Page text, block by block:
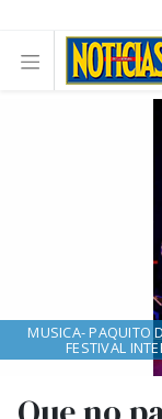
MUSICA- PAQUITO
FESTIVAL